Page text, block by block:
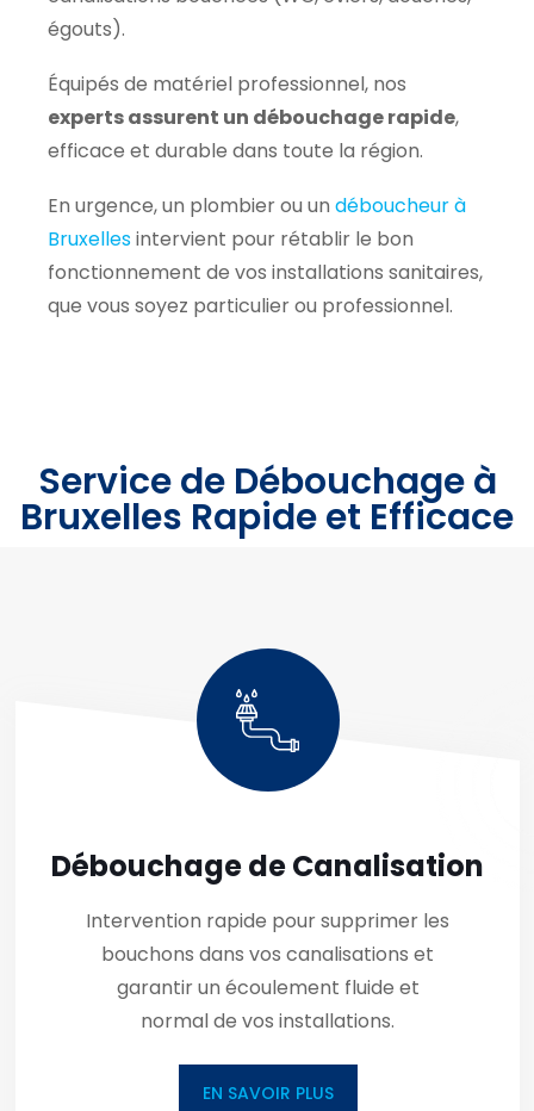
égouts).
Équipés de matériel professionnel, nos
experts assurent un débouchage rapide,
efficace et durable dans toute la région.
En urgence, un plombier ou un déboucheur à
Bruxellesintervient pour rétablir le bon
fonctionnement de vos installations sanitaires,
que vous soyez particulier ou professionnel.
Service de Débouchage à
Bruxelles Rapide et Efficace
Débouchage de Canalisation
Intervention rapide pour supprimer les
bouchons dans vos canalisations et
garantir un écoulement fluide et
normal de vos installations.
EN SAVOIR PLUS